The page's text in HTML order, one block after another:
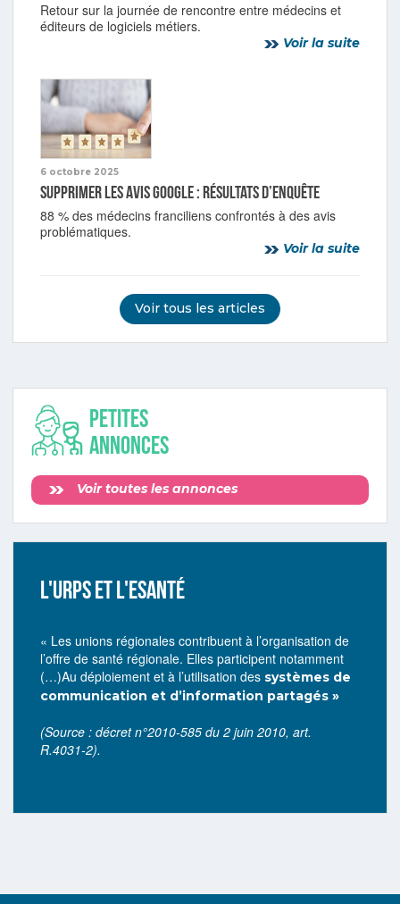
Retour sur la journée de rencontre entre médecins et
éditeurs de logiciels métiers.
Voir la suite
6 octobre 2025
Supprimer les avis Google : résultats d’enquête
88 % des médecins franciliens confrontés à des avis
problématiques.
Voir la suite
Voir tous les articles
Petites
annonces
Voir toutes les annonces
L'URPS ET L'ESANTÉ
« Les unions régionales contribuent à l’organisation de
l’offre de santé régionale. Elles participent notamment
(…)Au déploiement et à l’utilisation des systèmes de
communication et d’information partagés »
(Source : décret n°2010-585 du 2 juin 2010, art.
R.4031-2).